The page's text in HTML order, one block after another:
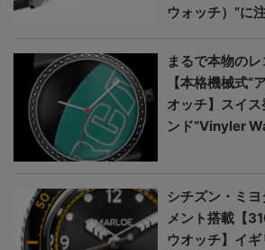
ウォッチ）”に
まるで本物の
【本格機械式“
オッチ】スイ
ンド“Vinyler
シチズン・ミヨ
メント搭載【
ウオッチ】イ